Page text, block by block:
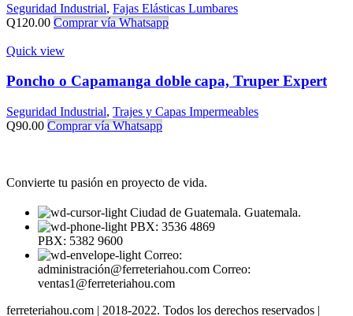
Seguridad Industrial, Fajas Elásticas Lumbares
Q120.00 Comprar vía Whatsapp
Quick view
Poncho o Capamanga doble capa, Truper Expert
Seguridad Industrial, Trajes y Capas Impermeables
Q90.00 Comprar vía Whatsapp
Convierte tu pasión en proyecto de vida.
Ciudad de Guatemala. Guatemala.
PBX: 3536 4869
PBX: 5382 9600
Correo:
administración@ferreteriahou.com Correo:
ventas1@ferreteriahou.com
ferreteriahou.com | 2018-2022. Todos los derechos reservados |